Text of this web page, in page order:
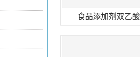
食品添加剂双乙